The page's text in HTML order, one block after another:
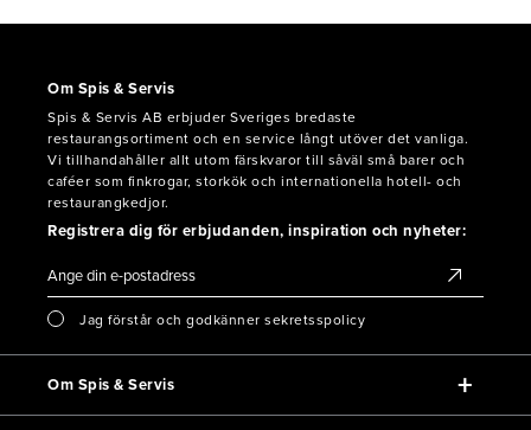
Om Spis & Servis
Spis & Servis AB erbjuder Sveriges bredaste
restaurangsortiment och en service långt utöver det vanliga.
Vi tillhandahåller allt utom färskvaror till såväl små barer och
caféer som finkrogar, storkök och internationella hotell- och
restaurangkedjor.
Registrera dig för erbjudanden, inspiration och nyheter:
Jag förstår och godkänner sekretsspolicy
Om Spis & Servis